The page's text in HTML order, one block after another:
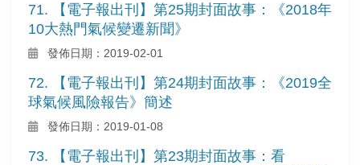
71. 【電子報出刊】第25期封面故事：《2018年
10大熱門氣候變遷新聞》
發佈日期：2019-02-01
72. 【電子報出刊】第24期封面故事：《2019全
球氣候風險報告》簡述
發佈日期：2019-01-08
73. 【電子報出刊】第23期封面故事：看